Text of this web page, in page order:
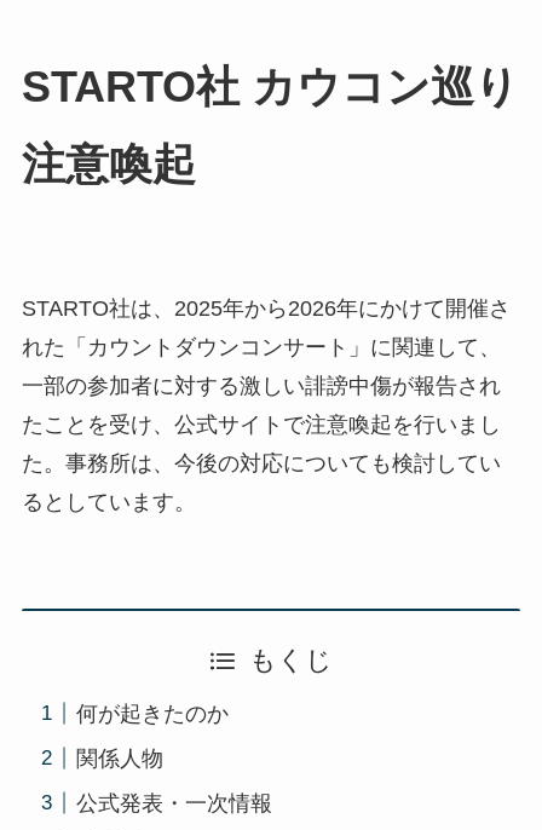
STARTO社 カウコン巡り
注意喚起
STARTO社は、2025年から2026年にかけて開催さ
れた「カウントダウンコンサート」に関連して、
一部の参加者に対する激しい誹謗中傷が報告され
たことを受け、公式サイトで注意喚起を行いまし
た。事務所は、今後の対応についても検討してい
るとしています。
もくじ
何が起きたのか
関係人物
公式発表・一次情報